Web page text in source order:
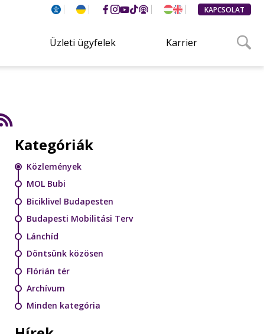
KAPCSOLAT
Üzleti ügyfelek Karrier
Kategóriák
Közlemények
MOL Bubi
Biciklivel Budapesten
Budapesti Mobilitási Terv
Lánchíd
Döntsünk közösen
Flórián tér
Archívum
Minden kategória